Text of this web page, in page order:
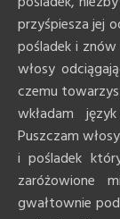
przyśpiesza jej
pośladek i
włosy
czemu
wkładam
Puszczam
i pośladek
zaróżowione
gwałtownie